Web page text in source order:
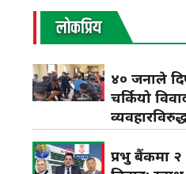
लाेकप्रिय
४० जनाले
चर्कियो
प्रभु बैंकमा २